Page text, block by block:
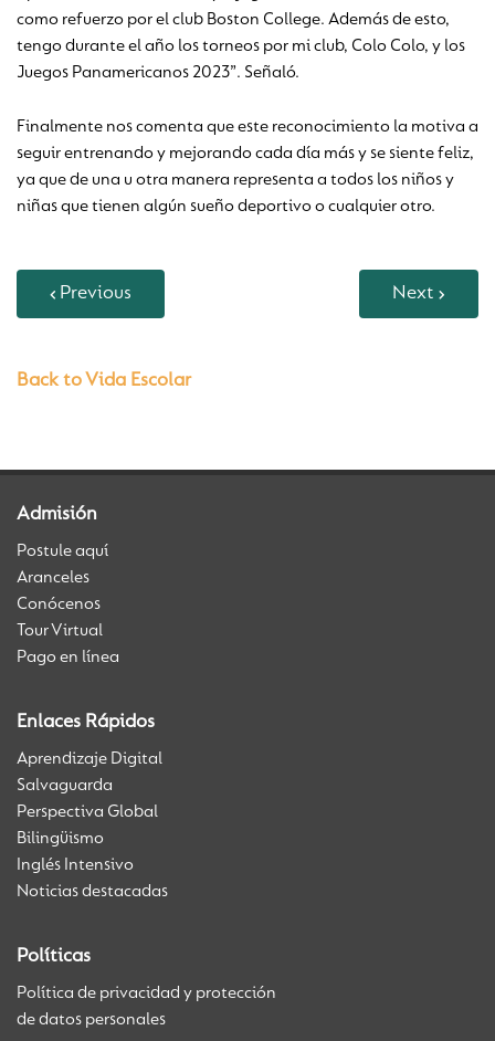
como refuerzo por el club Boston College. Además de esto,
tengo durante el año los torneos por mi club, Colo Colo, y los
Juegos Panamericanos 2023”. Señaló.
Finalmente nos comenta que este reconocimiento la motiva a
seguir entrenando y mejorando cada día más y se siente feliz,
ya que de una u otra manera representa a todos los niños y
niñas que tienen algún sueño deportivo o cualquier otro.
Previous Next
Back to Vida Escolar
Admisión
Postule aquí
Aranceles
Conócenos
Tour Virtual
Pago en línea
Enlaces Rápidos
Aprendizaje Digital
Salvaguarda
Perspectiva Global
Bilingüismo
Inglés Intensivo
Noticias destacadas
Políticas
Política de privacidad y protección
de datos personales